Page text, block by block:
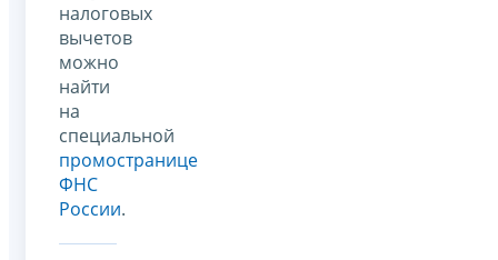
налоговых
вычетов
можно
найти
на
специальной
промостранице
ФНС
России.